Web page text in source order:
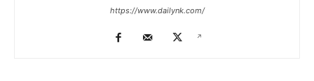
https://www.dailynk.com/